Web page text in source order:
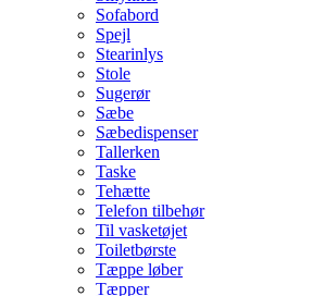
Sofabord
Spejl
Stearinlys
Stole
Sugerør
Sæbe
Sæbedispenser
Tallerken
Taske
Tehætte
Telefon tilbehør
Til vasketøjet
Toiletbørste
Tæppe løber
Tæpper